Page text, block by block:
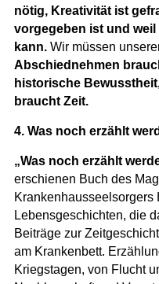
nötig, Kreativität ist
vorgegeben ist und
kann. Wir müssen
Abschiednehmen
historische
braucht Zeit.
4. Was noch erzählt
„Was noch erzählt
erschienen Buch des
Krankenhausseelsorgers
Lebensgeschichten, die
Beiträge zur
am Krankenbett.
Kriegstagen, von Flucht